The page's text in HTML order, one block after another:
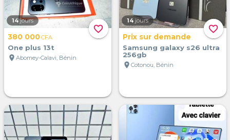
favorite_border
14 jours
380 000CFA
One plus 13t
location_on Abomey-Calavi, Bénin
favorite_border
14 jours
Prix sur demande
Samsung galaxy s26 ultra
256gb
location_on Cotonou, Bénin